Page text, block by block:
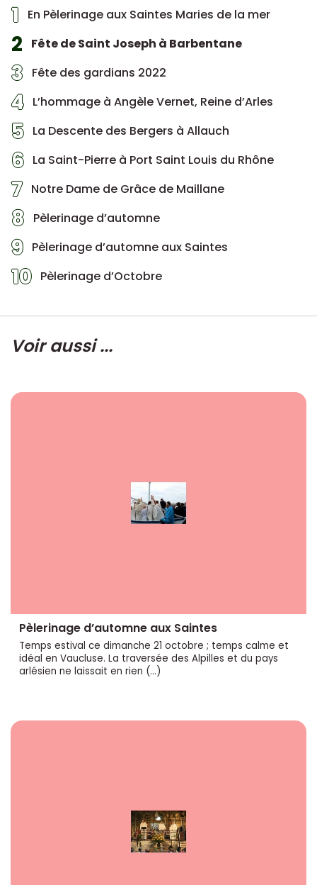
1 En Pèlerinage aux Saintes Maries de la mer
2 Fête de Saint Joseph à Barbentane
3 Fête des gardians 2022
4 L’hommage à Angèle Vernet, Reine d’Arles
5 La Descente des Bergers à Allauch
6 La Saint-Pierre à Port Saint Louis du Rhône
7 Notre Dame de Grâce de Maillane
8 Pèlerinage d’automne
9 Pèlerinage d’automne aux Saintes
10 Pèlerinage d’Octobre
Voir aussi ...
Pèlerinage d’automne aux Saintes
Temps estival ce dimanche 21 octobre ; temps calme et
idéal en Vaucluse. La traversée des Alpilles et du pays
arlésien ne laissait en rien (…)